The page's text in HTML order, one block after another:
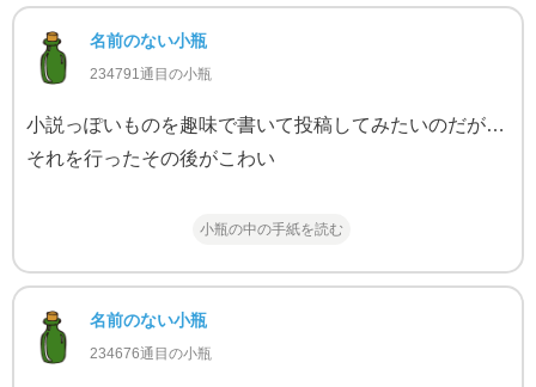
名前のない小瓶
234791通目の小瓶
小説っぽいものを趣味で書いて投稿してみたいのだが…
それを行ったその後がこわい
小瓶の中の手紙を読む
名前のない小瓶
234676通目の小瓶